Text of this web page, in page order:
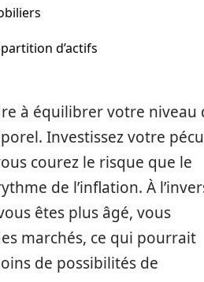
d’actifs
à équilibrer votre niveau
Investissez votre
courez le risque que le
de l’inflation. À
êtes plus âgé, vous
marchés, ce qui pourrait
de possibilités de